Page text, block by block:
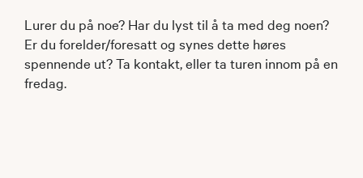
Lurer du på noe? Har du lyst til å ta med deg noen?
Er du forelder/foresatt og synes dette høres
spennende ut? Ta kontakt, eller ta turen innom på en
fredag.